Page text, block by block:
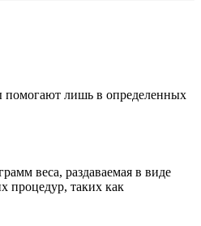
помогают лишь в определенных
веса, раздаваемая в виде
процедур, таких как